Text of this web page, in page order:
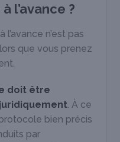
l’avance ?
n’est pas
que vous prenez
doit être
. À ce
bien précis
par